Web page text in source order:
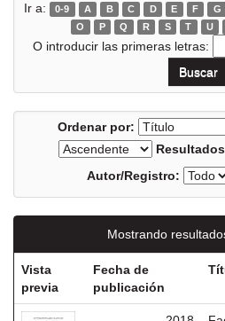
Ir a: 0-9 A B C D E F G
O
P Q R S T U
O introducir las primeras letras:
Ordenar por:
Autor/Registro:
Mostrando
Vista
previa
Fecha de
publicación